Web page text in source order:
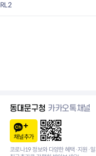
동대문구청 카카오톡채널
채널추가
코로나19 정보와 다양한 혜택·지원·